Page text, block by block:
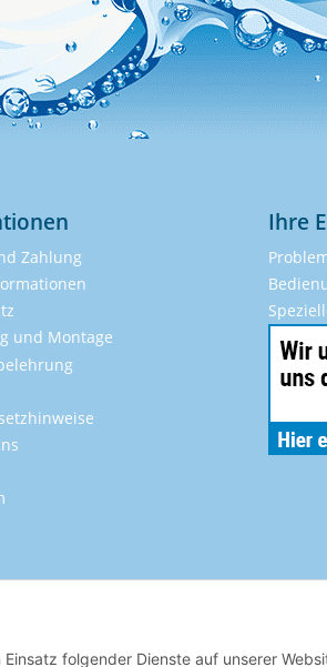
folgender Dienste auf unserer
Zahlung
und Montage
Ihre